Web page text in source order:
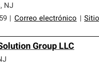
con altos estándares y
y confiabilidad.
, NJ
Correo electrónico
Group LLC